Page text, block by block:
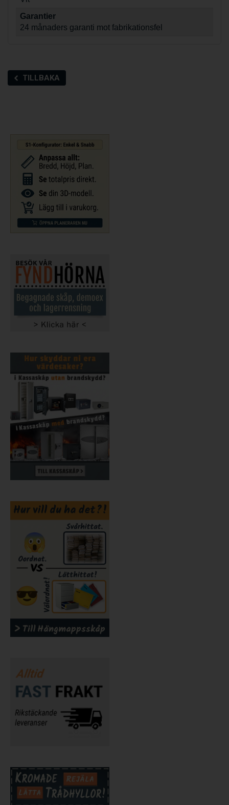
Garantier
24 månaders garanti mot fabrikationsfel
TILLBAKA